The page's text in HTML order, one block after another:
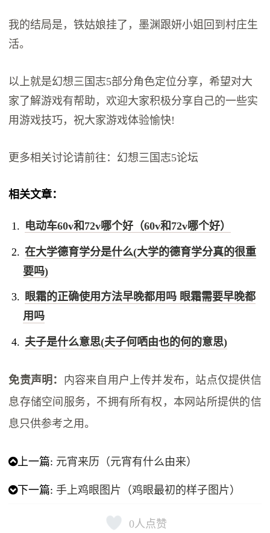
我的结局是，铁姑娘挂了，墨渊跟妍小姐回到村庄生
活。
以上就是幻想三国志5部分角色定位分享，希望对大
家了解游戏有帮助，欢迎大家积极分享自己的一些实
用游戏技巧，祝大家游戏体验愉快!
更多相关讨论请前往：幻想三国志5论坛
相关文章：
电动车60v和72v哪个好（60v和72v哪个好）
在大学德育学分是什么(大学的德育学分真的很重
要吗)
眼霜的正确使用方法早晚都用吗 眼霜需要早晚都
用吗
夫子是什么意思(夫子何哂由也的何的意思)
免责声明： 内容来自用户上传并发布，站点仅提供信
息存储空间服务，不拥有所有权，本网站所提供的信
息只供参考之用。
上一篇: 元宵来历（元宵有什么由来）
下一篇: 手上鸡眼图片（鸡眼最初的样子图片）
0人点赞